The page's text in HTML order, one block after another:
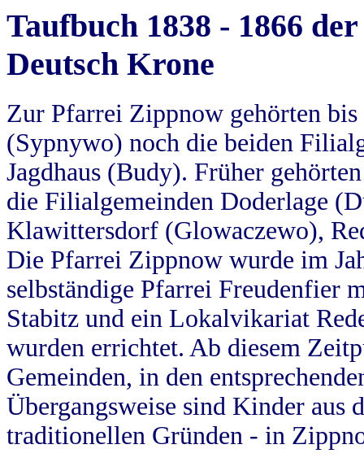
Taufbuch 1838 - 1866
Deutsch Krone
Zur Pfarrei Zippnow gehörten
(Sypnywo) noch die beiden
Jagdhaus (Budy). Früher
die Filialgemeinden Doderlage
Klawittersdorf (Glowaczewo),
Die Pfarrei Zippnow wurde im
selbständige Pfarrei Freudenfier
Stabitz und ein Lokalvikariat
wurden errichtet. Ab diesem
Gemeinden, in den
Übergangsweise sind Kinder aus
traditionellen Gründen - in